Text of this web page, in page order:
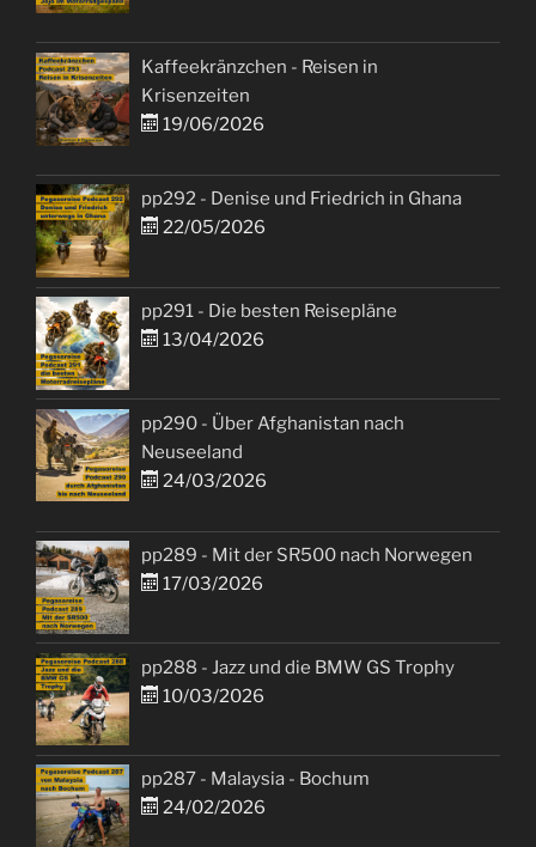
Kaffeekränzchen - Reisen in
Krisenzeiten
19/06/2026
pp292 - Denise und Friedrich in Ghana
22/05/2026
pp291 - Die besten Reisepläne
13/04/2026
pp290 - Über Afghanistan nach
Neuseeland
24/03/2026
pp289 - Mit der SR500 nach Norwegen
17/03/2026
pp288 - Jazz und die BMW GS Trophy
10/03/2026
pp287 - Malaysia - Bochum
24/02/2026